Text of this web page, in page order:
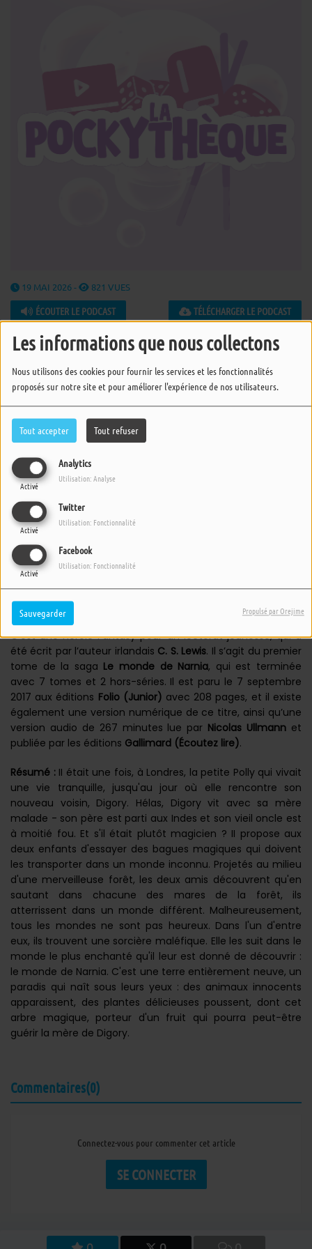
Les informations que nous collectons
Nous utilisons des cookies pour fournir les services et les fonctionnalités
proposés sur notre site et pour améliorer l'expérience de nos utilisateurs.
Tout accepter Tout refuser
Analytics
Activé
Utilisation: Analyse
Twitter
Activé
Utilisation: Fonctionnalité
Facebook
Activé
Utilisation: Fonctionnalité
Sauvegarder Propulsé par Orejime
19 MAI 2026 - 821 VUES
ÉCOUTER LE PODCAST TÉLÉCHARGER LE PODCAST
C’est une Heroic Fantasy pour un lectorat jeunesse, qui a
été écrit par l’auteur irlandais C. S. Lewis. Il s’agit du premier
tome de la saga Le monde de Narnia, qui est terminée
avec 7 tomes et 2 hors-séries. Il est paru le 7 septembre
2017 aux éditions Folio (Junior) avec 208 pages, et il existe
également une version numérique de ce titre, ainsi qu’une
version audio de 267 minutes lue par Nicolas Ullmann et
publiée par les éditions Gallimard (Écoutez lire).
Résumé : II était une fois, à Londres, la petite Polly qui vivait
une vie tranquille, jusqu'au jour où elle rencontre son
nouveau voisin, Digory. Hélas, Digory vit avec sa mère
malade - son père est parti aux Indes et son vieil oncle est
à moitié fou. Et s'il était plutôt magicien ? II propose aux
deux enfants d'essayer des bagues magiques qui doivent
les transporter dans un monde inconnu. Projetés au milieu
d'une merveilleuse forêt, les deux amis découvrent qu'en
sautant dans chacune des mares de la forêt, ils
atterrissent dans un monde différent. Malheureusement,
tous les mondes ne sont pas heureux. Dans l'un d'entre
eux, ils trouvent une sorcière maléfique. Elle les suit dans le
monde le plus enchanté qu'il leur est donné de découvrir :
le monde de Narnia. C'est une terre entièrement neuve, un
paradis qui naît sous leurs yeux : des animaux innocents
apparaissent, des plantes délicieuses poussent, dont cet
arbre magique, porteur d'un fruit qui pourra peut-être
guérir la mère de Digory.
Commentaires(0)
Connectez-vous pour commenter cet article
SE CONNECTER